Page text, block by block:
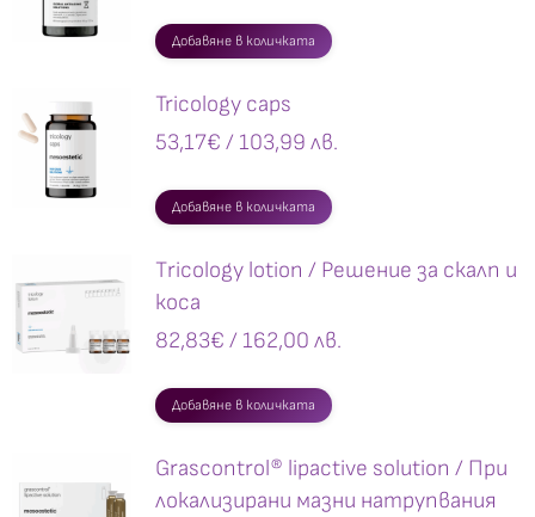
Добавяне в количката
Tricology caps
53,17€ / 103,99 лв.
Добавяне в количката
Тricology lotion / Решение за скалп и
коса
82,83€ / 162,00 лв.
Добавяне в количката
Grascontrol® lipactive solution / При
локализирани мазни натрупвания